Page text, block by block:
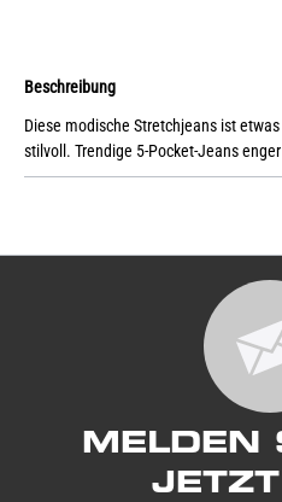
Beschreibung
Diese modische Stretchjeans ist
stilvoll. Trendige 5-Pocket-Jeans
MELDEN